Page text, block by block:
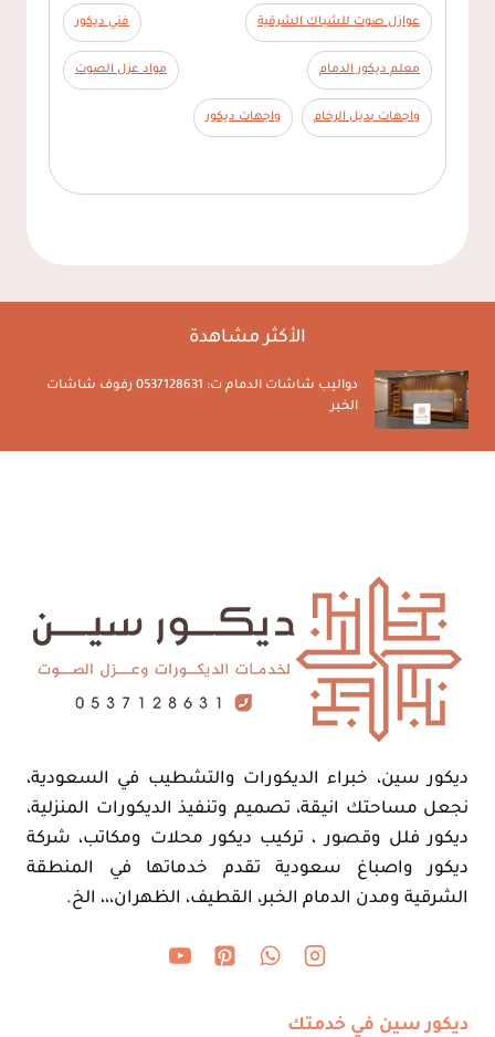
عوازل صوت للشباك الشرقية فني ديكور
معلم ديكور الدمام مواد عزل الصوت
واجهات بديل الرخام واجهات ديكور
الأكثر مشاهدة
دواليب شاشات الدمام ت: 0537128631 رفوف شاشات
الخبر
ديكور سين، خبراء الديكورات والتشطيب في السعودية،
نجعل مساحتك انيقة، تصميم وتنفيذ الديكورات المنزلية،
ديكور فلل وقصور ، تركيب ديكور محلات ومكاتب، شركة
ديكور واصباغ سعودية تقدم خدماتها في المنطقة
الشرقية ومدن الدمام الخبر، القطيف، الظهران،،، الخ.
ديكور سين في خدمتك